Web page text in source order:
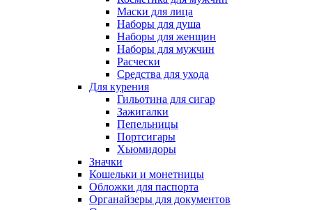
Маски для лица
Наборы для душа
Наборы для женщин
Наборы для мужчин
Расчески
Средства для ухода
Для курения
Гильотина для сигар
Зажигалки
Пепельницы
Портсигары
Хьюмидоры
Значки
Кошельки и монетницы
Обложки для паспорта
Органайзеры для документов